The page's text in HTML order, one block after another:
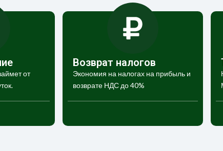
от
Возврат налогов
Экономия на налогах на прибыль и
возврате НДС до 40%